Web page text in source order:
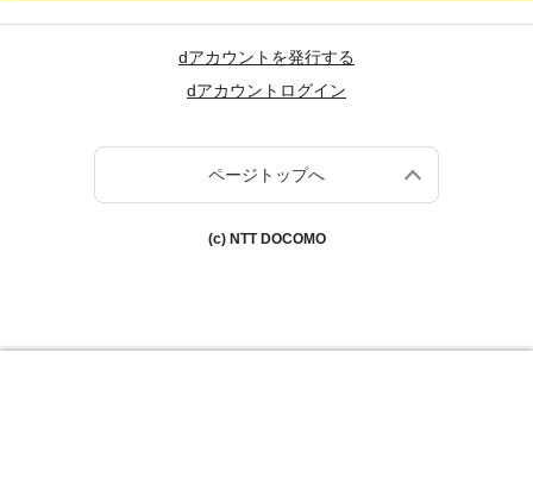
dアカウントを発行する
dアカウントログイン
ページトップへ
(c) NTT DOCOMO